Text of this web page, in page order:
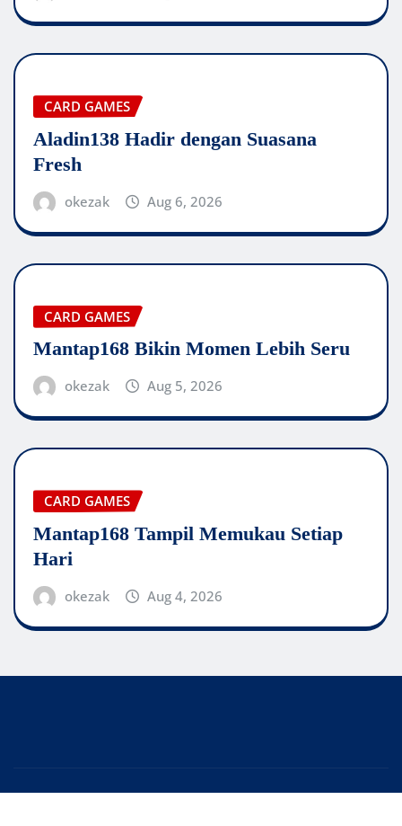
CARD GAMES
Aladin138 Hadir dengan Suasana
Fresh
okezak Aug 6, 2026
CARD GAMES
Mantap168 Bikin Momen Lebih Seru
okezak Aug 5, 2026
CARD GAMES
Mantap168 Tampil Memukau Setiap
Hari
okezak Aug 4, 2026